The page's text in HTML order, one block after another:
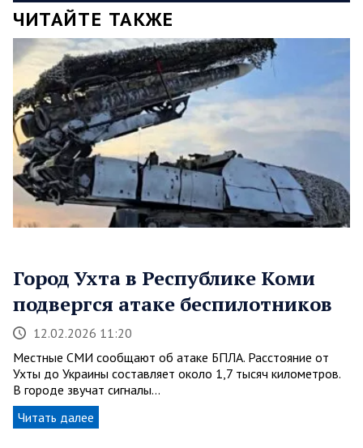
ЧИТАЙТЕ ТАКЖЕ
Город Ухта в Республике Коми
подвергся атаке беспилотников
12.02.2026 11:20
Местные СМИ сообщают об атаке БПЛА. Расстояние от
Ухты до Украины составляет около 1,7 тысяч километров.
В городе звучат сигналы…
Читать далее